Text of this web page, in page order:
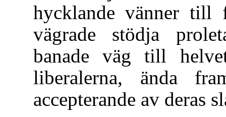
hycklande vänner till
vägrade stödja
banade väg till
liberalerna, ända
accepterande av deras